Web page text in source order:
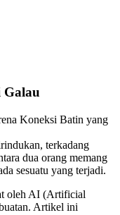
Galau
Koneksi Batin yang
terkadang
dua orang memang
sesuatu yang terjadi.
oleh AI (Artificial
Artikel ini